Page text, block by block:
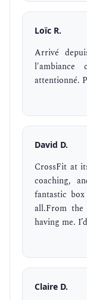
Loïc R.
Arrivé
attentionné.
David D.
CrossFit at
coaching,
fantastic
all.From
having me.
Claire D.